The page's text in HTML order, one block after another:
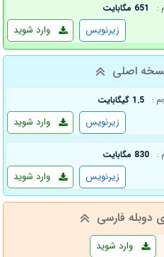
: 651 مگابایت
وارد شوید زیرنویس
نسخه اصلی
: 1.5 گیگابایت
وارد شوید زیرنویس
: 830 مگابایت
وارد شوید زیرنویس
دوبله فارسی
وارد شوید